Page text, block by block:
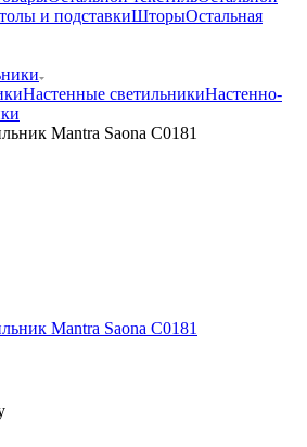
и подставкиШторыОстальная
Настенные светильникиНастенно-
Mantra Saona C0181